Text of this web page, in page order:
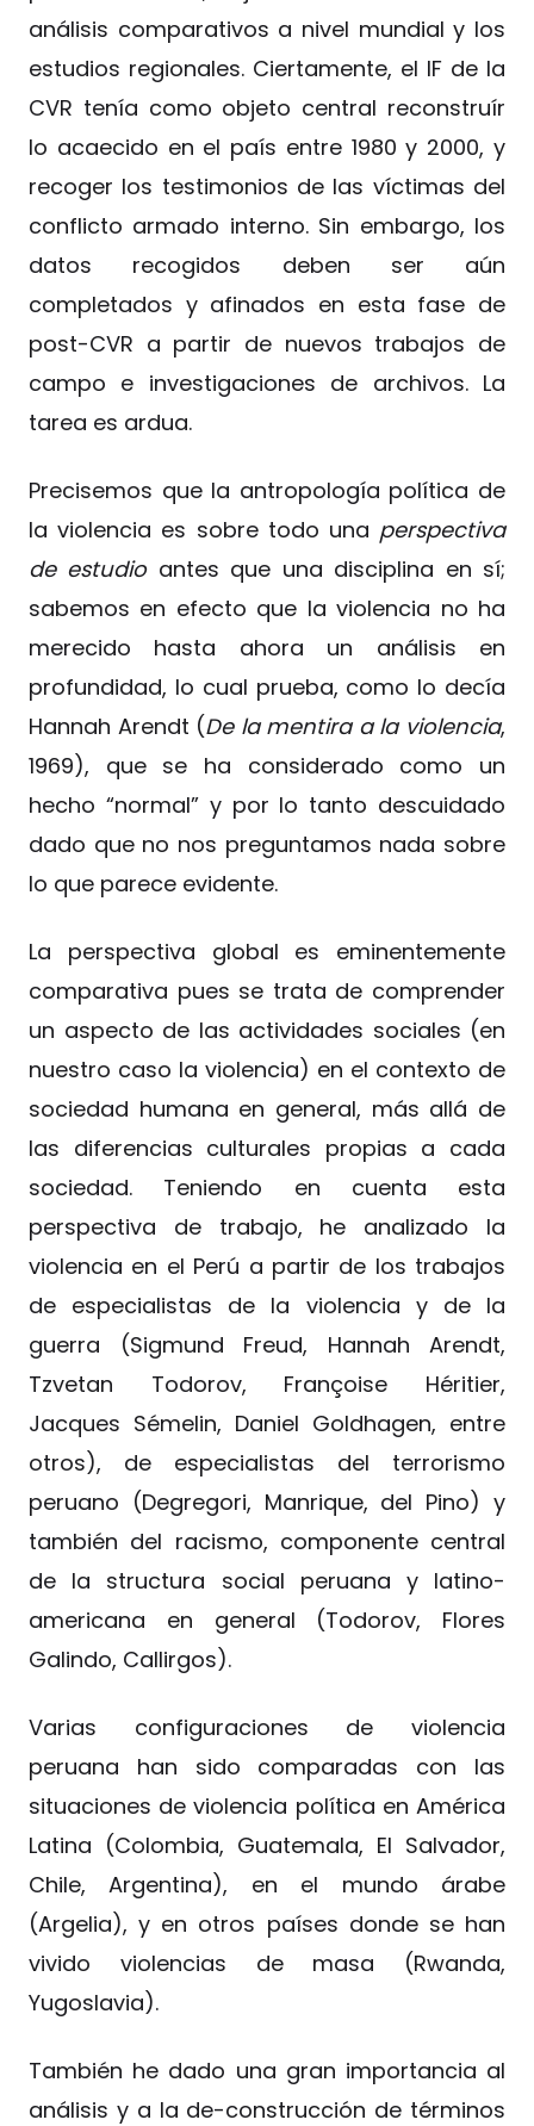
análisis comparativos a nivel mundial y los
estudios regionales. Ciertamente, el IF de la
CVR tenía como objeto central reconstruír
lo acaecido en el país entre 1980 y 2000, y
recoger los testimonios de las víctimas del
conflicto armado interno. Sin embargo, los
datos recogidos deben ser aún
completados y afinados en esta fase de
post-CVR a partir de nuevos trabajos de
campo e investigaciones de archivos. La
tarea es ardua.
Precisemos que la antropología política de
la violencia es sobre todo una perspectiva
de estudioantes que una disciplina en sí;
sabemos en efecto que la violencia no ha
merecido hasta ahora un análisis en
profundidad, lo cual prueba, como lo decía
Hannah Arendt (De la mentira a la violencia,
1969), que se ha considerado como un
hecho “normal” y por lo tanto descuidado
dado que no nos preguntamos nada sobre
lo que parece evidente.
La perspectiva global es eminentemente
comparativa pues se trata de comprender
un aspecto de las actividades sociales (en
nuestro caso la violencia) en el contexto de
sociedad humana en general, más allá de
las diferencias culturales propias a cada
sociedad. Teniendo en cuenta esta
perspectiva de trabajo, he analizado la
violencia en el Perú a partir de los trabajos
de especialistas de la violencia y de la
guerra (Sigmund Freud, Hannah Arendt,
Tzvetan Todorov, Françoise Héritier,
Jacques Sémelin, Daniel Goldhagen, entre
otros), de especialistas del terrorismo
peruano (Degregori, Manrique, del Pino) y
también del racismo, componente central
de la structura social peruana y latino-
americana en general (Todorov, Flores
Galindo, Callirgos).
Varias configuraciones de violencia
peruana han sido comparadas con las
situaciones de violencia política en América
Latina (Colombia, Guatemala, El Salvador,
Chile, Argentina), en el mundo árabe
(Argelia), y en otros países donde se han
vivido violencias de masa (Rwanda,
Yugoslavia).
También he dado una gran importancia al
análisis y a la de-construcción de términos